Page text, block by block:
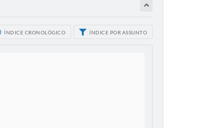
ÍNDICE CRONOLÓGICO ÍNDICE POR ASSUNTO